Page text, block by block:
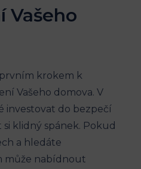
Vašeho
krokem k
Vašeho domova. V
investovat do bezpečí
klidný spánek. Pokud
a hledáte
může nabídnout